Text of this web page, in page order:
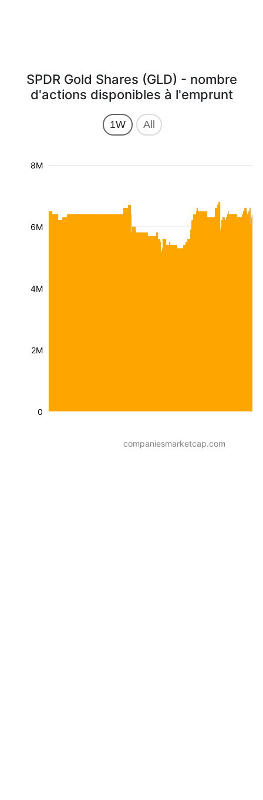
SPDR Gold Shares (GLD) - nombre
d'actions disponibles à l'emprunt
1W All
2M
4M
6M
8M
0
companiesmarketcap.com